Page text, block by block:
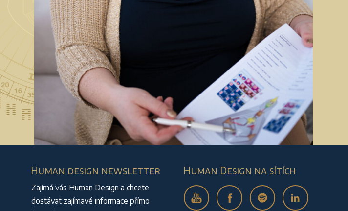
Human design newsletter
Zajímá vás Human Design a chcete
dostávat zajímavé informace přímo
Human Design na sítích